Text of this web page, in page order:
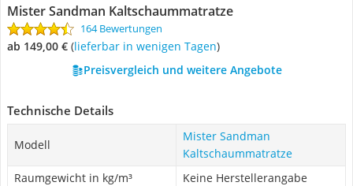
Mister Sandman Kaltschaummatratze
164 Bewertungen
ab 149,00 € ( Lieferbar in wenigen Tagen)
Preisvergleich und weitere Angebote
Technische Details
Modell
Mister Sandman
Kaltschaummatratze
Raumgewicht in kg/m³
Keine Herstellerangabe